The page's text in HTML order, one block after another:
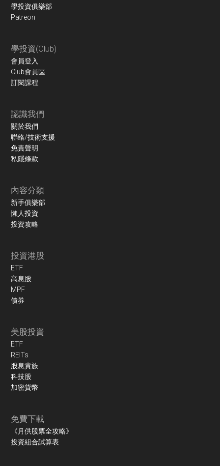
學投資俱樂部
Patreon
學投資(Club)
會員登入
Club會員區
訂閱課程
認識我們
關於我們
聯絡/技術支援
免責聲明
私隱條款
內容分類
新手俱樂部
懶人投資
投資攻略
投資港股
ETF
高息股
MPF
債券
美股投資
ETF
REITs
股息貴族
科技股
加密貨幣
免費下載
《月供股票全攻略》
投資組合試算表